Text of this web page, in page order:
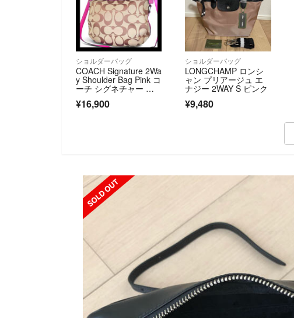
ショルダーバッグ
COACH Signature 2Wa
y Shoulder Bag Pink コ
ーチ シグネチャー シ
ンク
¥16,900
ショルダーバッグ
LONGCHAMP ロンシ
ャン プリアージュ エ
ナジー 2WAY S ピンク
¥9,480